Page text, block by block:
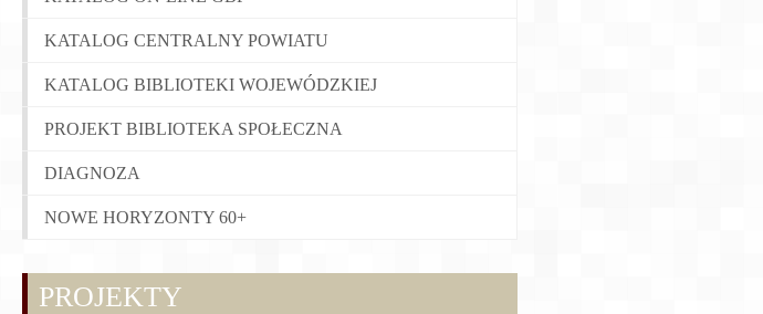
KATALOG CENTRALNY POWIATU
KATALOG BIBLIOTEKI WOJEWÓDZKIEJ
PROJEKT BIBLIOTEKA SPOŁECZNA
DIAGNOZA
NOWE HORYZONTY 60+
PROJEKTY